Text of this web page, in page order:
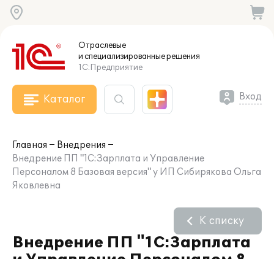
Отраслевые
и специализированныерешения
1С:Предприятие
Каталог Вход
Главная
Внедрения
Внедрение ПП "1С:Зарплата и Управление
Персоналом 8 Базовая версия" у ИП Сибирякова Ольга
Яковлевна
Внедрение ПП "1С:Зарплата
К списку